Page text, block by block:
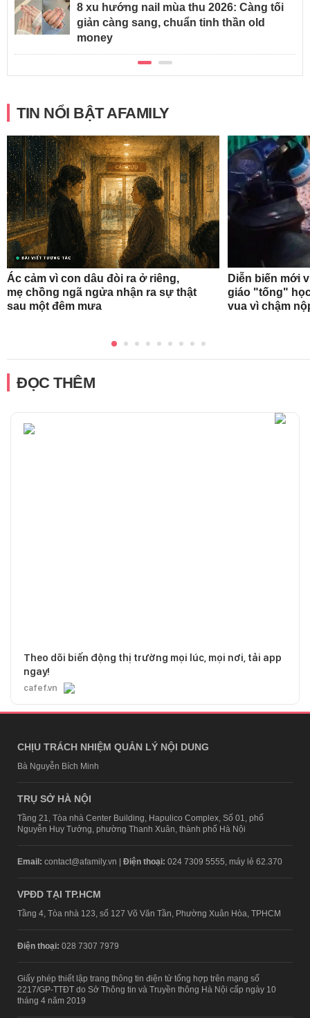
8 xu hướng nail mùa thu 2026: Càng tối
giản càng sang, chuẩn tinh thần old
money
TIN NỔI BẬT AFAMILY
Ác cảm vì con dâu đòi ra ở riêng,
mẹ chồng ngã ngửa nhận ra sự thật
sau một đêm mưa
Diễn biến mới
giáo "tống"
vua vì chậm
ĐỌC THÊM
Theo dõi biến động thị trường mọi lúc, mọi nơi, tải app
ngay!
cafef.vn
CHỊU TRÁCH NHIỆM QUẢN LÝ NỘI DUNG
Bà Nguyễn Bích Minh
TRỤ SỞ HÀ NỘI
Tầng 21, Tòa nhà Center Building, Hapulico Complex, Số 01, phố
Nguyễn Huy Tưởng, phường Thanh Xuân, thành phố Hà Nội
Email: contact@afamily.vn | Điện thoại: 024 7309 5555, máy lẻ 62.370
VPĐD TẠI TP.HCM
Tầng 4, Tòa nhà 123, số 127 Võ Văn Tần, Phường Xuân Hòa, TPHCM
Điện thoại: 028 7307 7979
Giấy phép thiết lập trang thông tin điện tử tổng hợp trên mạng số
2217/GP-TTĐT do Sở Thông tin và Truyền thông Hà Nội cấp ngày 10
tháng 4 năm 2019